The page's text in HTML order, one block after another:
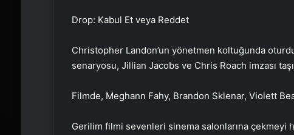
Drop: Kabul Et veya Reddet
Christopher Landon’un yönetmen koltuğunda
senaryosu, Jillian Jacobs ve Chris Roach imzası
Filmde, Meghann Fahy, Brandon Sklenar, Violett
Gerilim filmi sevenleri sinema salonlarına çekmeyi